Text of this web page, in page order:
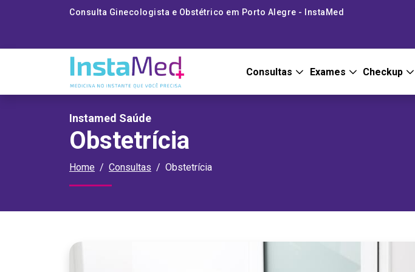
Consulta Ginecologista e Obstétrico em Porto Alegre - InstaMed
Consultas Exames Checkup
Instamed Saúde
Obstetrícia
Home Consultas Obstetrícia